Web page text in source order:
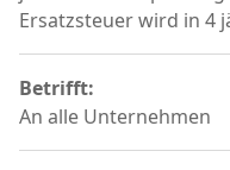
Ersatzsteuer wird in 4
Betrifft:
An alle Unternehmen